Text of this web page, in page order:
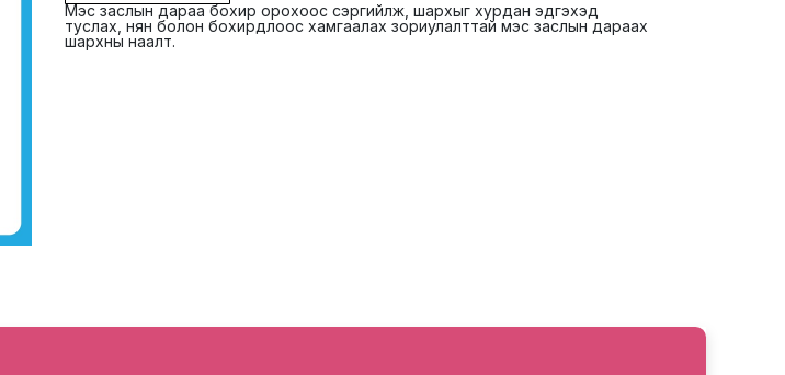
Мэс заслын дараа бохир орохоос сэргийлж, шархыг хурдан эдгэхэд
туслах, нян болон бохирдлоос хамгаалах зориулалттай мэс заслын дараах
шархны наалт.